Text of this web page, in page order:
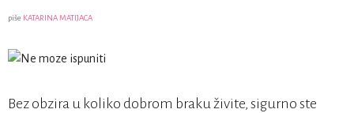
piše KATARINA MATIJACA
Bez obzira u koliko dobrom braku živite, sigurno ste